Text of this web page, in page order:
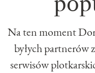
Na ten moment
byłych
serwisów